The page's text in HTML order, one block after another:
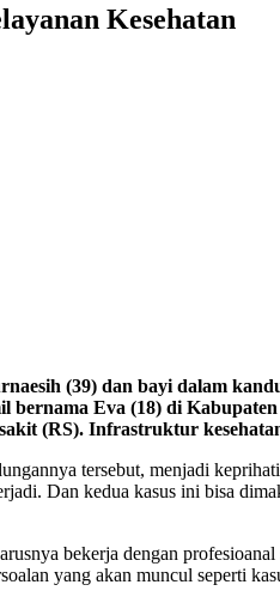
Kesehatan
(39) dan bayi dalam
Eva (18) di
(RS). Infrastruktur
tersebut, menjadi
Dan kedua kasus ini bisa
bekerja dengan
yang akan muncul seperti